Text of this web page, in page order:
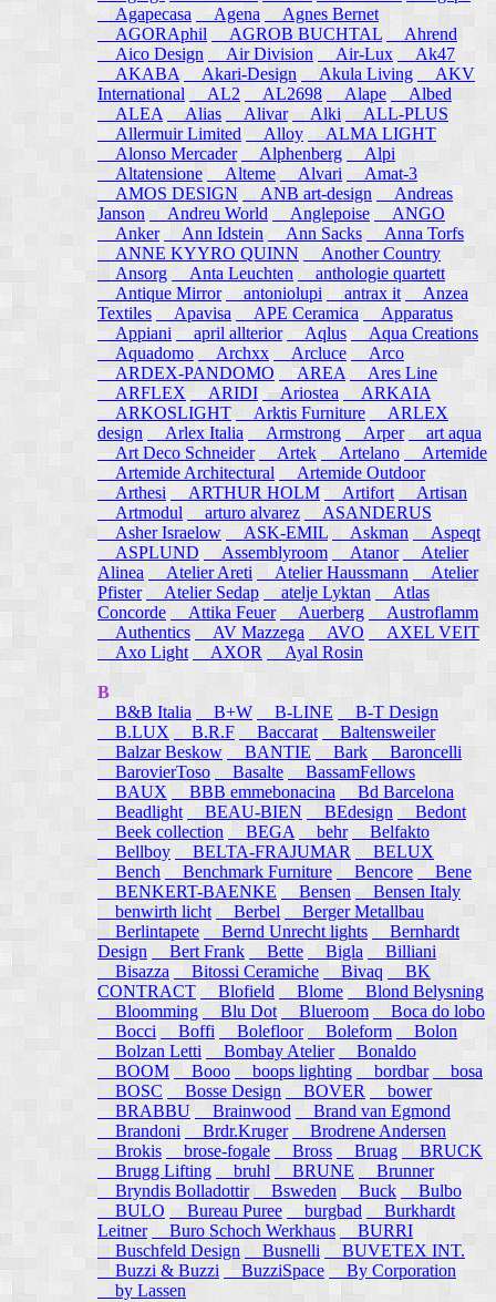
Agapecasa
Agena
Agnes Bernet
AGORAphil
AGROB BUCHTAL
Ahrend
Aico Design
Air Division Air-Lux
Ak47
AKABA
Akari-Design Akula Living
AKV
International
AL2 AL2698 Alape
Albed
ALEA
Alias Alivar Alki
ALL-PLUS
Allermuir Limited
Alloy
ALMA LIGHT
Alonso Mercader
Alphenberg
Alpi
Altatensione
Alteme Alvari
Amat-3
AMOS DESIGN
ANB art-design
Andreas
Janson
Andreu World Anglepoise
ANGO
Anker
Ann Idstein Ann Sacks
Anna Torfs
ANNE KYYRO QUINN
Another Country
Ansorg
Anta Leuchten
anthologie quartett
Antique Mirror
antoniolupi antrax it
Anzea
Textiles
Apavisa APE Ceramica
Apparatus
Appiani
april allterior Aqlus Aqua Creations
Aquadomo
Archxx Arcluce
Arco
ARDEX-PANDOMO
AREA
Ares Line
ARFLEX
ARIDI Ariostea
ARKAIA
ARKOSLIGHT
Arktis Furniture
ARLEX
design
Arlex Italia Armstrong Arper
art aqua
Art Deco Schneider
Artek Artelano
Artemide
Artemide Architectural
Artemide Outdoor
Arthesi
ARTHUR HOLM Artifort
Artisan
Artmodul
arturo alvarez
ASANDERUS
Asher Israelow
ASK-EMIL Askman
Aspeqt
ASPLUND
Assemblyroom Atanor
Atelier
Alinea
Atelier Areti Atelier Haussmann
Atelier
Pfister
Atelier Sedap atelje Lyktan
Atlas
Concorde
Attika Feuer Auerberg
Austroflamm
Authentics
AV Mazzega AVO
AXEL VEIT
Axo Light
AXOR Ayal Rosin
B
B&B Italia
B+W B-LINE
B-T Design
B.LUX
B.R.F Baccarat
Baltensweiler
Balzar Beskow
BANTIE Bark
Baroncelli
BarovierToso
Basalte
BassamFellows
BAUX
BBB emmebonacina
Bd Barcelona
Beadlight
BEAU-BIEN BEdesign
Bedont
Beek collection
BEGA behr
Belfakto
Bellboy
BELTA-FRAJUMAR
BELUX
Bench
Benchmark Furniture Bencore
Bene
BENKERT-BAENKE
Bensen
Bensen Italy
benwirth licht
Berbel
Berger Metallbau
Berlintapete
Bernd Unrecht lights
Bernhardt
Design
Bert Frank Bette Bigla
Billiani
Bisazza
Bitossi Ceramiche Bivaq
BK
CONTRACT
Blofield Blome Blond Belysning
Bloomming
Blu Dot Blueroom
Boca do lobo
Bocci
Boffi Bolefloor Boleform
Bolon
Bolzan Letti
Bombay Atelier
Bonaldo
BOOM
Booo boops lighting bordbar
bosa
BOSC
Bosse Design BOVER
bower
BRABBU
Brainwood
Brand van Egmond
Brandoni
Brdr.Kruger
Brodrene Andersen
Brokis
brose-fogale Bross Bruag
BRUCK
Brugg Lifting
bruhl BRUNE
Brunner
Bryndis Bolladottir
Bsweden Buck
Bulbo
BULO
Bureau Puree burgbad
Burkhardt
Leitner
Buro Schoch Werkhaus
BURRI
Buschfeld Design
Busnelli
BUVETEX INT.
Buzzi & Buzzi
BuzziSpace By Corporation
by Lassen